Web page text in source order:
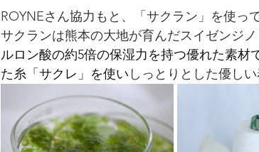
ROYNEさん協力もと、「サクラン」を使っ
サクランは熊本の大地が育んだスイゼンジ
ルロン酸の約5倍の保湿力を持つ優れた素材
た糸「サクレ」を使い しっとりとした優し